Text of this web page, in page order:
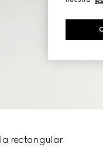
rectangular